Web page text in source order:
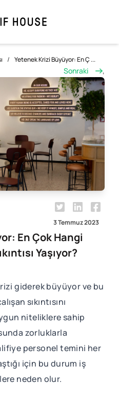
/ Yetenek Krizi Büyüyor: En Ç ...
Sonraki ,
3 Temmuz 2023
En Çok Hangi
Yaşıyor?
giderek büyüyor ve bu
sıkıntısını
niteliklere sahip
zorluklarla
personel temini her
için bu durum iş
neden olur.